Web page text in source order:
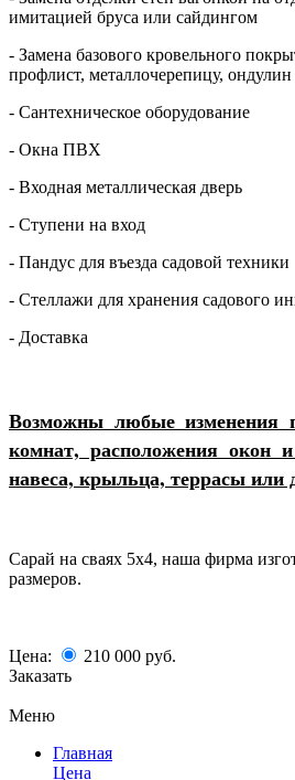
имитацией бруса или сайдингом
- Замена базового кровельного
профлист, металлочерепицу,
- Сантехническое оборудование
- Окна ПВХ
- Входная металлическая дверь
- Ступени на вход
- Пандус для въезда садовой техники
- Стеллажи для хранения садового
- Доставка
Возможны любые изменения
комнат, расположения окон
навеса, крыльца, террасы или
Сарай на сваях 5х4, наша фирма
размеров.
Цена: 210 000 руб.
Заказать
Меню
Главная
Цена